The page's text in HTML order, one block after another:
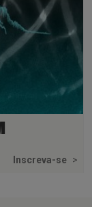
Inscreva-se >